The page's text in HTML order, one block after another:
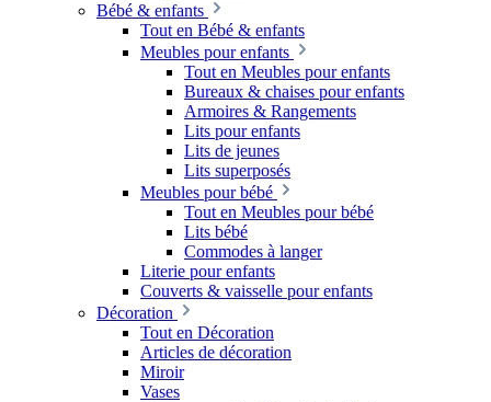
Bébé & enfants
Tout en Bébé & enfants
Meubles pour enfants
Tout en Meubles pour enfants
Bureaux & chaises pour enfants
Armoires & Rangements
Lits pour enfants
Lits de jeunes
Lits superposés
Meubles pour bébé
Tout en Meubles pour bébé
Lits bébé
Commodes à langer
Literie pour enfants
Couverts & vaisselle pour enfants
Décoration
Tout en Décoration
Articles de décoration
Miroir
Vases